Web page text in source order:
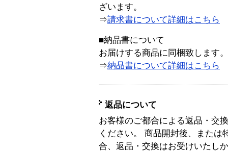
ざいます。
⇒請求書について詳細はこちら
■納品書について
お届けする商品に同梱致します。
⇒納品書について詳細はこちら
返品について
お客様のご都合による返品・交
ください。 商品開封後、または
合、返品・交換はお受けいたし